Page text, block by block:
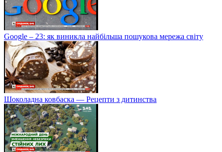
Google – 23: як виникла найбільша пошукова мережа світу
Шоколадна ковбаска — Рецепти з дитинства